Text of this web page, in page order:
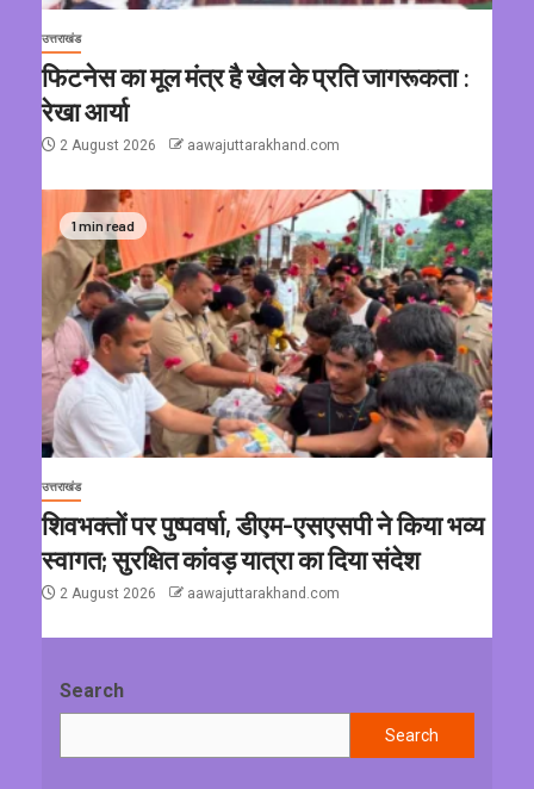
उत्तराखंड
फिटनेस का मूल मंत्र है खेल के प्रति जागरूकता :
रेखा आर्या
2 August 2026 aawajuttarakhand.com
1 min read
उत्तराखंड
शिवभक्तों पर पुष्पवर्षा, डीएम-एसएसपी ने किया भव्य
स्वागत; सुरक्षित कांवड़ यात्रा का दिया संदेश
2 August 2026 aawajuttarakhand.com
Search
Search